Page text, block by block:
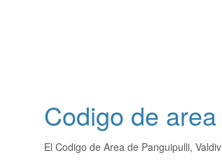
Codigo de
El Codigo de Area de Panguipulli,